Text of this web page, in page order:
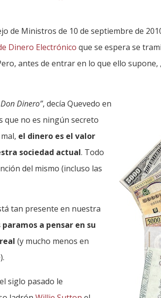
de Ministros de 10 de septiembre de
Dinero Electrónico que se espera se
antes de entrar en lo que ello supone,
Dinero”, decía Quevedo en
que no es ningún secreto
el dinero es el valor
sociedad actual. Todo
del mismo (incluso las
tan presente en nuestra
paramos a pensar en su
(y mucho menos en
siglo pasado le